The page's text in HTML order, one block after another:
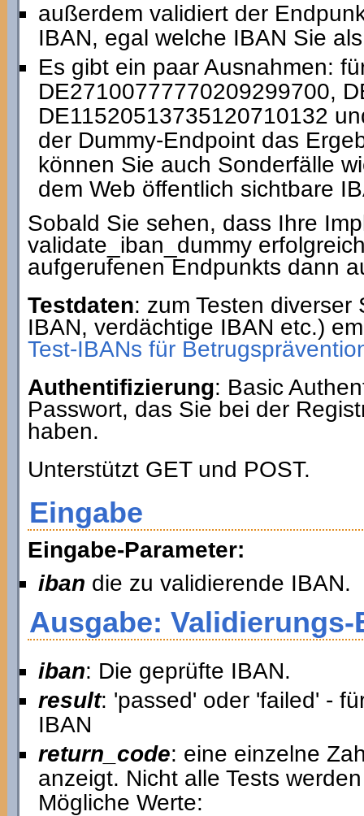
außerdem validiert der
IBAN, egal welche IBAN Sie
Es gibt ein paar Ausnahmen:
DE27100777770209299700,
DE11520513735120710132
der Dummy-Endpoint das
können Sie auch Sonderfälle
dem Web öffentlich sichtbare
Sobald Sie sehen, dass Ihre
validate_iban_dummy
aufgerufenen Endpunkts dann
Testdaten: zum Testen
IBAN, verdächtige IBAN etc.)
Test-IBANs für
Authentifizierung: Basic
Passwort, das Sie bei der
haben.
Unterstützt GET und POST.
Eingabe
Eingabe-Parameter:
iban die zu validierende IBAN.
Ausgabe:
iban: Die geprüfte IBAN.
result: 'passed' oder 'failed' -
IBAN
return_code: eine einzelne
anzeigt. Nicht alle Tests
Mögliche Werte: